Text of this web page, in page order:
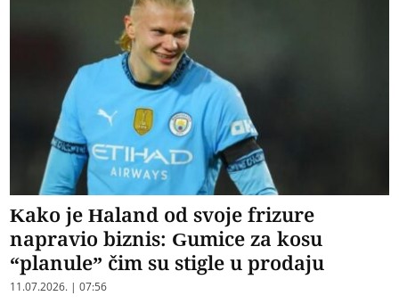
Kako je Haland od svoje frizure
napravio biznis: Gumice za kosu
“planule” čim su stigle u prodaju
11.07.2026. | 07:56